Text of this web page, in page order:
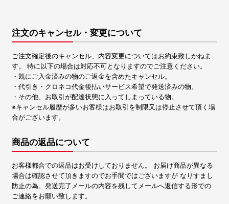
注文のキャンセル・変更について
ご注文確定後のキャンセル、内容変更についてはお約束致しかねま
す。 特に以下の場合は対応不可となりますのでご注意ください。
・既にご入金済みの物のご返金を含めたキャンセル。
・代引き・クロネコ代金後払いサービス希望で発送済みの物。
・その他、お取引が配達状態に入ってしまっている物。
※キャンセル履歴が多いお客様はお取引を制限又は停止させて頂く場
合がございます。
商品の返品について
お客様都合での返品はお受けしておりません。 お届け商品が異なる
場合は確認させて頂きますのでお手間ではございますが なりすまし
防止の為、発送完了メールの内容を残してメールへ返信する形での
ご連絡をお願い致します。